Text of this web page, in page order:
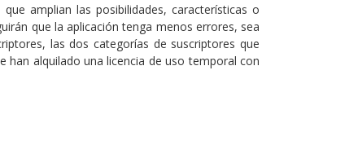
amplian las posibilidades, características o
que la aplicación tenga menos errores, sea
las dos categorías de suscriptores que
alquilado una licencia de uso temporal con